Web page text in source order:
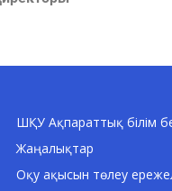
ШҚУ Ақпараттық білім
Жаңалықтар
Оқу ақысын төлеу